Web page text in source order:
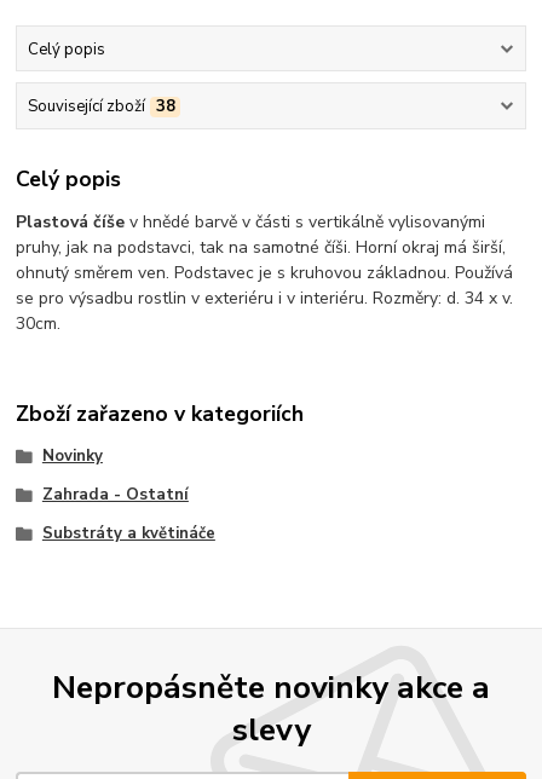
Celý popis
Související zboží 38
Celý popis
Plastová číše v hnědé barvě v části s vertikálně vylisovanými
pruhy, jak na podstavci, tak na samotné číši. Horní okraj má širší,
ohnutý směrem ven. Podstavec je s kruhovou základnou. Používá
se pro výsadbu rostlin v exteriéru i v interiéru. Rozměry: d. 34 x v.
30cm.
Zboží zařazeno v kategoriích
Novinky
Zahrada - Ostatní
Substráty a květináče
Nepropásněte novinky akce a
slevy